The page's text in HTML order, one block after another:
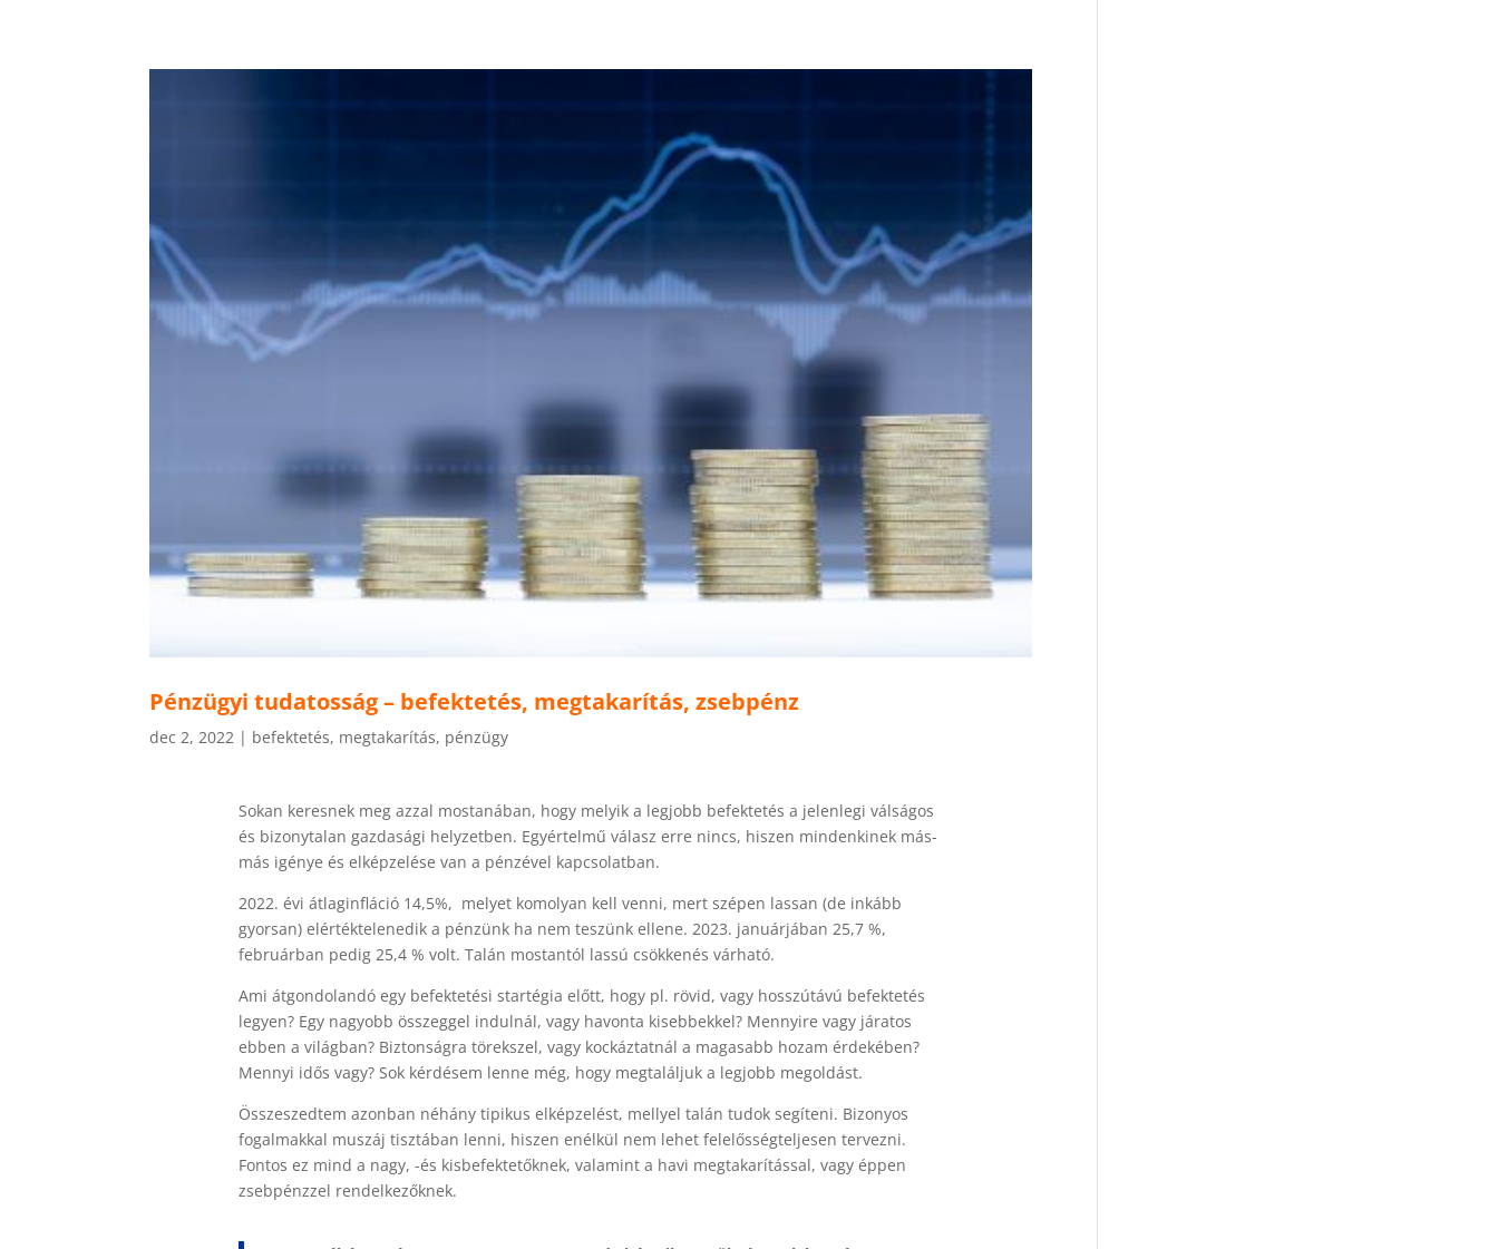
Pénzügyi tudatosság – befektetés, megtakarítás, zsebpénz
dec 2, 2022 | befektetés, megtakarítás, pénzügy
Sokan keresnek meg azzal mostanában, hogy melyik a legjobb befektetés a jelenlegi válságos
és bizonytalan gazdasági helyzetben. Egyértelmű válasz erre nincs, hiszen mindenkinek más-
más igénye és elképzelése van a pénzével kapcsolatban.
2022. évi átlaginfláció 14,5%, melyet komolyan kell venni, mert szépen lassan (de inkább
gyorsan) elértéktelenedik a pénzünk ha nem teszünk ellene. 2023. januárjában 25,7 %,
februárban pedig 25,4 % volt. Talán mostantól lassú csökkenés várható.
Ami átgondolandó egy befektetési startégia előtt, hogy pl. rövid, vagy hosszútávú befektetés
legyen? Egy nagyobb összeggel indulnál, vagy havonta kisebbekkel? Mennyire vagy járatos
ebben a világban? Biztonságra törekszel, vagy kockáztatnál a magasabb hozam érdekében?
Mennyi idős vagy? Sok kérdésem lenne még, hogy megtaláljuk a legjobb megoldást.
Összeszedtem azonban néhány tipikus elképzelést, mellyel talán tudok segíteni. Bizonyos
fogalmakkal muszáj tisztában lenni, hiszen enélkül nem lehet felelősségteljesen tervezni.
Fontos ez mind a nagy, -és kisbefektetőknek, valamint a havi megtakarítással, vagy éppen
zsebpénzzel rendelkezőknek.